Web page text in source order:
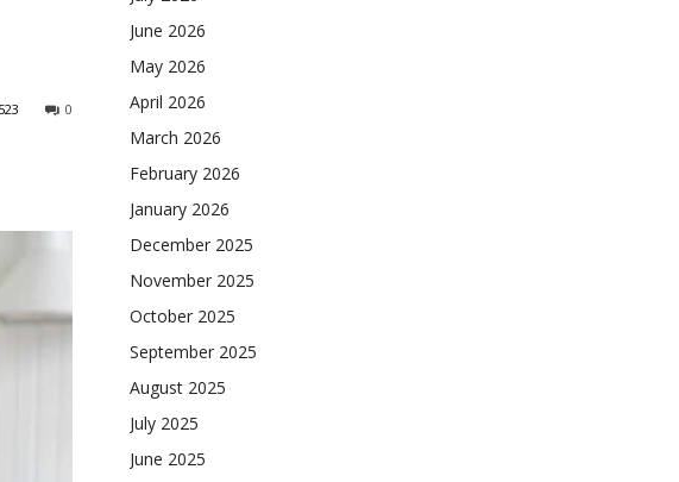
0
523
June 2026
May 2026
April 2026
March 2026
February 2026
January 2026
December 2025
November 2025
October 2025
September 2025
August 2025
July 2025
June 2025